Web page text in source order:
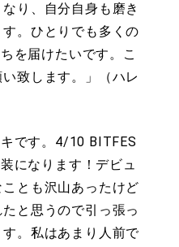
り、自分自身も磨き
。ひとりでも多くの
を届けたいです。こ
致します。」（ハレ
キです。4/10 BITFES
になります！デビュ
とも沢山あったけど
と思うので引っ張っ
。私はあまり人前で